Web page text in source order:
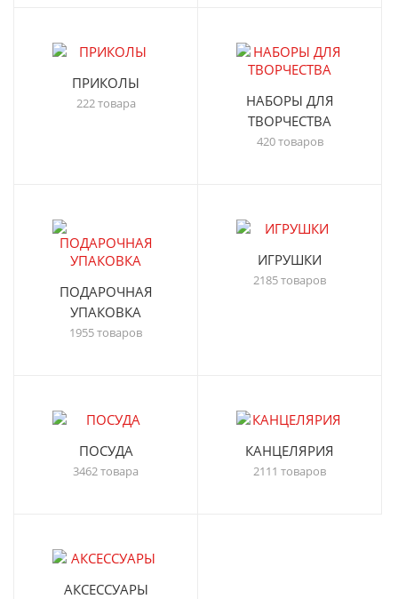
ПРИКОЛЫ
222 товара
НАБОРЫ ДЛЯ
ТВОРЧЕСТВА
420 товаров
ПОДАРОЧНАЯ
УПАКОВКА
1955 товаров
ИГРУШКИ
2185 товаров
ПОСУДА
3462 товара
КАНЦЕЛЯРИЯ
2111 товаров
АКСЕССУАРЫ